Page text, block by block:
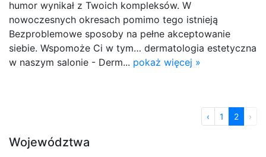
humor wynikał z Twoich kompleksów. W
nowoczesnych okresach pomimo tego istnieją
Bezproblemowe sposoby na pełne akceptowanie
siebie. Wspomoże Ci w tym… dermatologia estetyczna
w naszym salonie - Derm... pokaż więcej »
‹ 1 2 ›
Województwa